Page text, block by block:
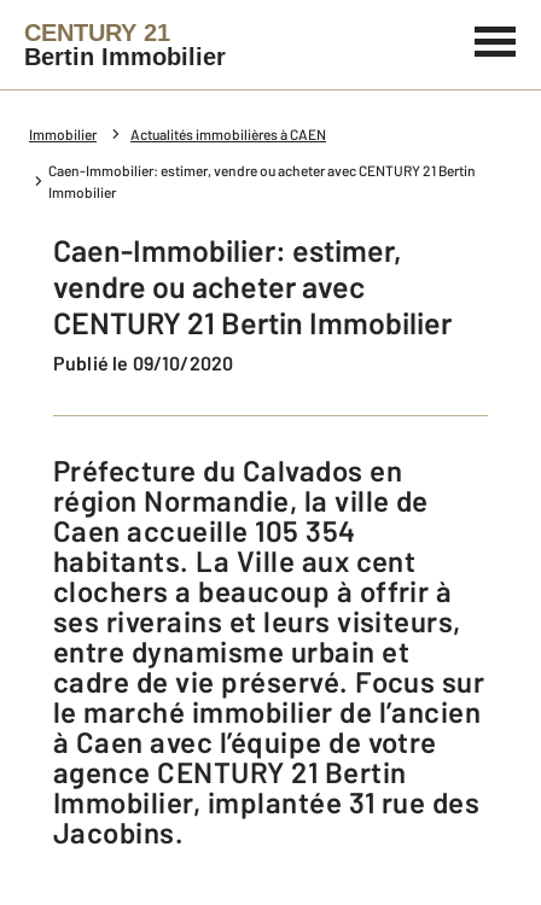
CENTURY 21
Bertin Immobilier
Immobilier Actualités immobilières à CAEN
Caen-Immobilier: estimer, vendre ou acheter avec CENTURY 21 Bertin
Immobilier
Caen-Immobilier: estimer,
vendre ou acheter avec
CENTURY 21 Bertin Immobilier
Publié le 09/10/2020
Préfecture du Calvados en
région Normandie, la ville de
Caen accueille 105 354
habitants. La Ville aux cent
clochers a beaucoup à offrir à
ses riverains et leurs visiteurs,
entre dynamisme urbain et
cadre de vie préservé. Focus sur
le marché immobilier de l’ancien
à Caen avec l’équipe de votre
agence CENTURY 21 Bertin
Immobilier, implantée 31 rue des
Jacobins.